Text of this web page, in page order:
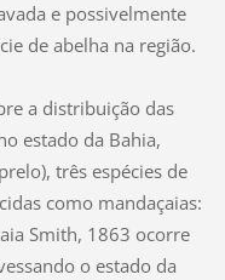
e possivelmente
de abelha na região.
a distribuição das
estado da Bahia,
três espécies de
como mandaçaias:
Smith, 1863 ocorre
o estado da